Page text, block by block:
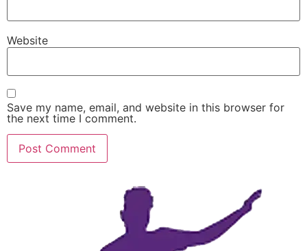
Website
Save my name, email, and website in this browser for
the next time I comment.